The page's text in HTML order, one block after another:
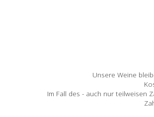
Unsere Weine
Im Fall des - auch nur teilweisen